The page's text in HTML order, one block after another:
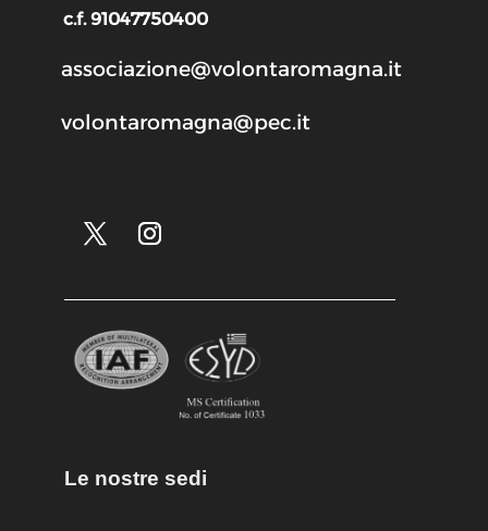
c.f. 91047750400
associazione@volontaromagna.it
volontaromagna@pec.it
Le nostre sedi